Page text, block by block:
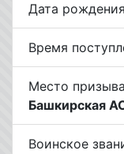
Дата
Время
Место
Башкирская
Воинское